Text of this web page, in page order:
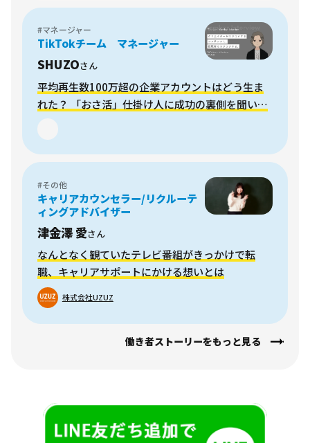
#マネージャー
TikTokチーム マネージャー
SHUZOさん
平均再生数100万超の企業アカウントはどう生ま
れた？ 「おさ活」仕掛け人に成功の裏側を聞いて
みた
#その他
キャリアカウンセラー/リクルーテ
ィングアドバイザー
津金澤 愛さん
なんとなく観ていたテレビ番組がきっかけで転
職、キャリアサポートにかける想いとは
株式会社UZUZ
働き者ストーリーをもっと見る